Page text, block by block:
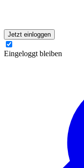
Jetzt einloggen
Eingeloggt bleiben